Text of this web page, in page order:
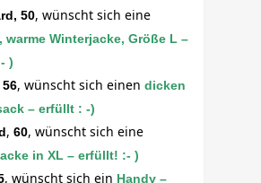
50, wünscht sich eine
warme Winterjacke, Größe L –
)
56, wünscht sich einen dicken
– erfüllt : -)
,60, wünscht sich eine
in XL – erfüllt! :- )
, wünscht sich ein Handy –